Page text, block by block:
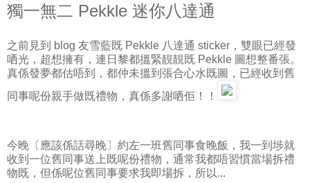
獨一無二 Pekkle 迷你八達通
之前見到 blog 友雪藍既 Pekkle 八達通 sticker，雙眼已經發
哂光，超想擁有，連日黎都搵緊靚靚既 Pekkle 圖想整番張。
真係發夢都估唔到，都仲未搵到張合心水既圖，已經收到舊
同事呢份親手做既禮物，真係多謝哂佢！！
今晚〔應該係話尋晚〕約左一班舊同事食晚飯，我一到埗就
收到一位舊同事送上既呢份禮物，通常我都唔習慣當場拆禮
物既，但係呢位舊同事要求我即場拆，所以...